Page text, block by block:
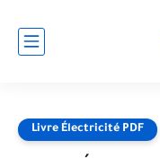
Livre Électricité PDF